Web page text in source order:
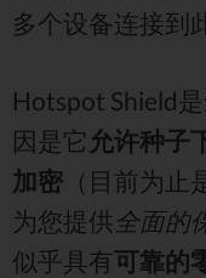
多个设备连接到
Hotspot Shield
因是它 允许种子
加密 （目前为
为您提供 全面的
似乎具有可靠的